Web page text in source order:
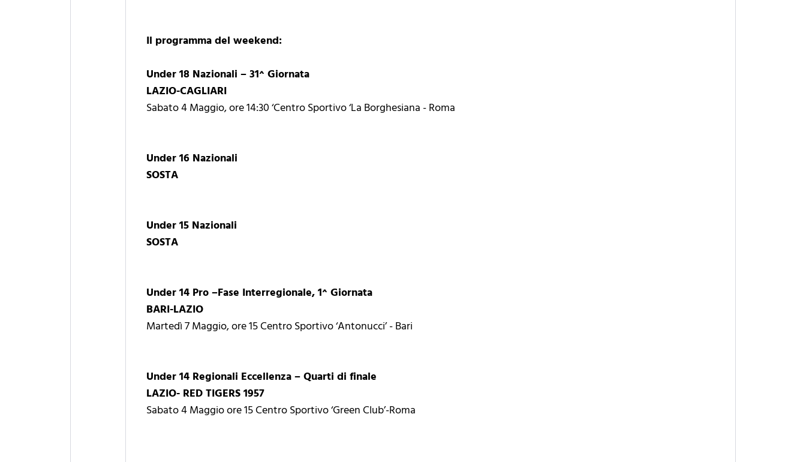
Il programma del weekend:
Under 18 Nazionali – 31^ Giornata
LAZIO-CAGLIARI
Sabato 4 Maggio, ore 14:30 ‘Centro Sportivo ‘La Borghesiana - Roma
Under 16 Nazionali
SOSTA
Under 15 Nazionali
SOSTA
Under 14 Pro –Fase Interregionale, 1^ Giornata
BARI-LAZIO
Martedì 7 Maggio, ore 15 Centro Sportivo ‘Antonucci’ - Bari
Under 14 Regionali Eccellenza – Quarti di finale
LAZIO- RED TIGERS 1957
Sabato 4 Maggio ore 15 Centro Sportivo ‘Green Club’-Roma